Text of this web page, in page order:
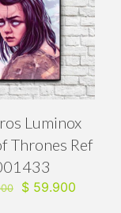
Luminox
Thrones Ref
El
$59.900El